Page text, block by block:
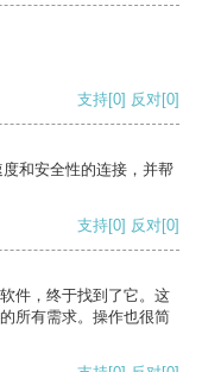
支持[0] 反对[0]
和安全性的连接，并帮
支持[0] 反对[0]
件，终于找到了它。这
所有需求。操作也很简